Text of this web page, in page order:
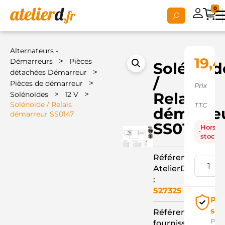
0
Alternateurs -
Démarreurs
>
Pièces
détachées Démarreur
>
Pièces de démarreur >
Solénoïdes > 12 V >
Solénoide / Relais
démarreur SS0147
/
Relais
SS0147
Référence
AtelierD
:
527325
Référence
Prix
TTC
Hors
stock